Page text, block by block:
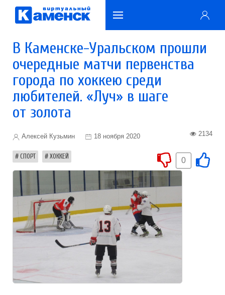
В Каменске-Уральском прошли
очередные матчи первенства
города по хоккею среди
любителей. «Луч» в шаге
от золота
Алексей Кузьмин 18 ноября 2020 2134
СПОРТ ХОККЕЙ 0